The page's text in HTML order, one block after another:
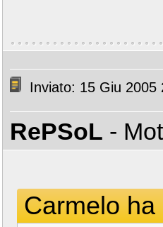
Inviato: 15 Giu 2005
RePSoL -
Carmelo ha